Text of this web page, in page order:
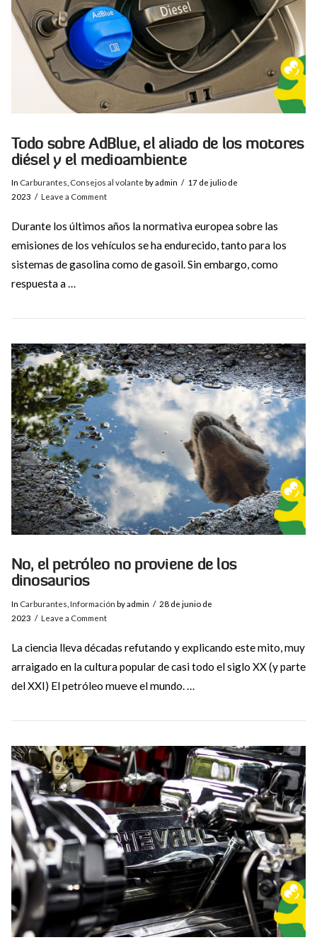
VIEW POST
Todo sobre AdBlue, el aliado de los motores
diésel y el medioambiente
In Carburantes Consejos al volante by admin
17 de julio de
2023
Leave a Comment
Durante los últimos años la normativa europea sobre las
emisiones de los vehículos se ha endurecido, tanto para los
sistemas de gasolina como de gasoil. Sin embargo, como
respuesta a …
VIEW POST
No, el petróleo no proviene de los
dinosaurios
In Carburantes Información by admin
28 de junio de
2023
Leave a Comment
La ciencia lleva décadas refutando y explicando este mito, muy
arraigado en la cultura popular de casi todo el siglo XX (y parte
del XXI) El petróleo mueve el mundo. …